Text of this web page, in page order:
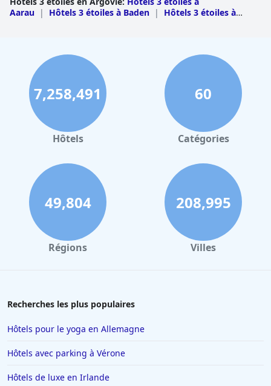
La propreté de l'hôtel est fréquemment saluée, contribuant à
serviabilité et son attention, ce qui améliore considérablement
l'atmosphère accueillante et arrangeante.
L'un des principaux attraits est la proximité de l'hôtel avec le spa
thermal, les clients bénéficiant d'un accès illimité inclus dans leur
séjour. Cette caractéristique, ainsi que la piscine naturelle et la
piscine extérieure gratuite à Zurzach, ajoutent une valeur
substantielle et du plaisir à l'expérience globale.
équipements adaptés aux enfants, tels que des salles de jeux et
des options de restauration axées sur la famille, ce qui en fait un
endroit idéal pour des escapades familiales agréables et
relaxantes.
Dans l'ensemble, l'hôtel VitalBoutique Zurzacherhof se distingue
par son excellent emplacement, sa restauration de haute
qualité, ses chambres propres et confortables et son service
Aarau | Hôtels 3 étoiles à Baden |
Hôtels 3 étoiles à
étoiles à Rheinfelden
Hôtels 3 étoiles à Zurzach
3 étoiles à Brugg
7,258,491
Hôtels
60
Catégories
49,804
Régions
208,995
Villes
Recherches les plus populaires
Hôtels pour le yoga en Allemagne
Hôtels avec parking à Vérone
Hôtels de luxe en Irlande